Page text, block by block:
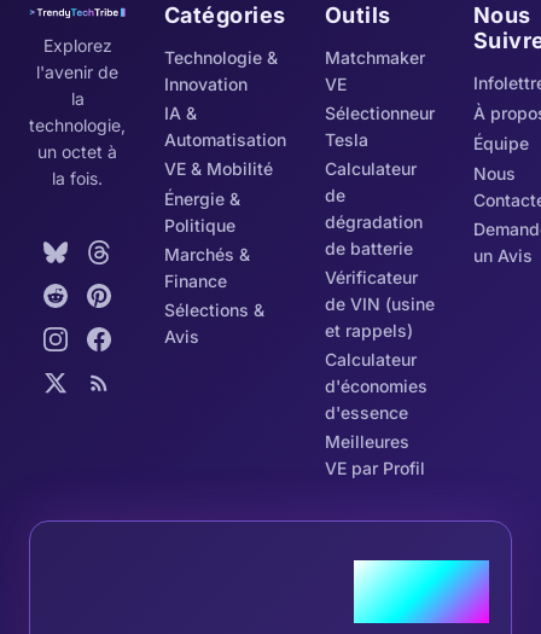
Explorez
l'avenir de
la
technologie,
un octet à
la fois.
Catégories
Technologie &
Innovation
IA &
Automatisation
VE & Mobilité
Énergie &
Politique
Marchés &
Finance
Sélections &
Avis
Outils
Matchmaker
VE
Sélectionneur
Tesla
Calculateur
de
dégradation
de batterie
Vérificateur
de VIN (usine
et rappels)
Calculateur
d'économies
d'essence
Meilleures
VE par Profil
Nous
À
Équipe
Nous
un Avis
Rejoignez
la Tribu